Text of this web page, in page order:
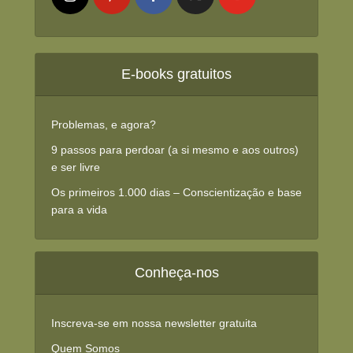
E-books gratuitos
Problemas, e agora?
9 passos para perdoar (a si mesmo e aos outros)
e ser livre
Os primeiros 1.000 dias – Conscientização e base
para a vida
Conheça-nos
Inscreva-se em nossa newsletter gratuita
Quem Somos